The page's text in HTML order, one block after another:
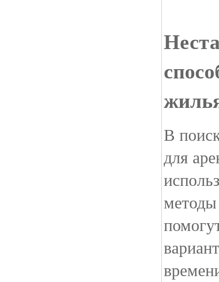
В
для
методы